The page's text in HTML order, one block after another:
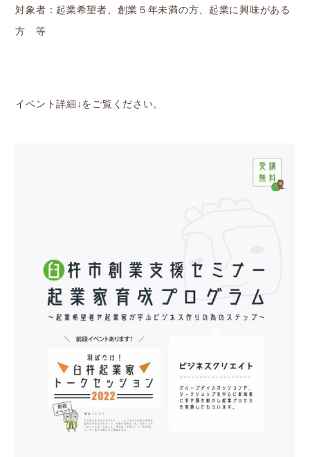
対象者：起業希望者、創業５年未満の方、起業に興味がある
方 等
イベント詳細↓をご覧ください。